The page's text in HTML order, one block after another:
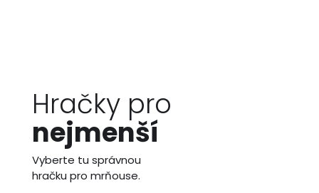
Hračky pro
nejmenší
Vyberte tu správnou
hračku pro mrňouse.